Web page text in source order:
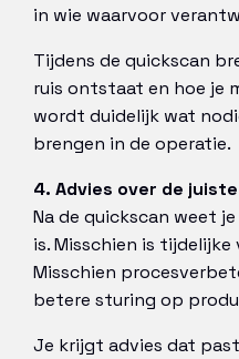
in wie waarvoor
Tijdens de quickscan
ruis ontstaat en hoe je
wordt duidelijk wat
brengen in de operatie.
4. Advies over de
Na de quickscan weet
is. Misschien is
Misschien
betere sturing op
Je krijgt advies dat